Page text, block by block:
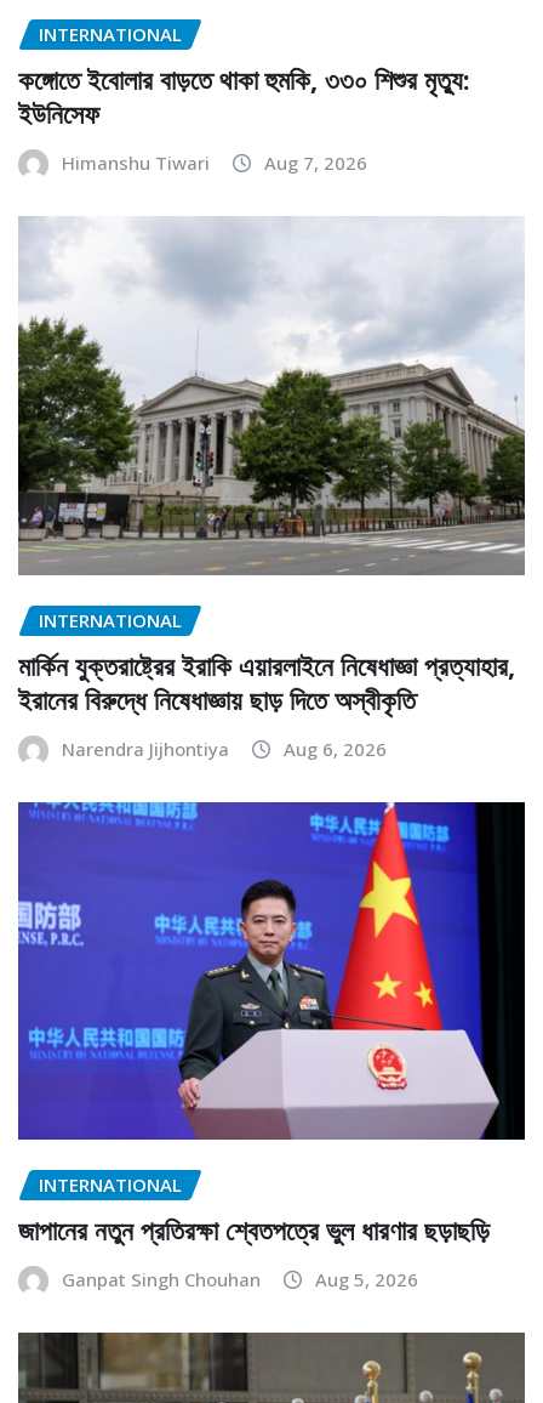
INTERNATIONAL
কঙ্গোতে ইবোলার বাড়তে থাকা হুমকি, ৩৩০ শিশুর মৃত্যু:
ইউনিসেফ
Himanshu Tiwari Aug 7, 2026
INTERNATIONAL
মার্কিন যুক্তরাষ্ট্রের ইরাকি এয়ারলাইনে নিষেধাজ্ঞা প্রত্যাহার,
ইরানের বিরুদ্ধে নিষেধাজ্ঞায় ছাড় দিতে অস্বীকৃতি
Narendra Jijhontiya Aug 6, 2026
INTERNATIONAL
জাপানের নতুন প্রতিরক্ষা শ্বেতপত্রে ভুল ধারণার ছড়াছড়ি
Ganpat Singh Chouhan Aug 5, 2026